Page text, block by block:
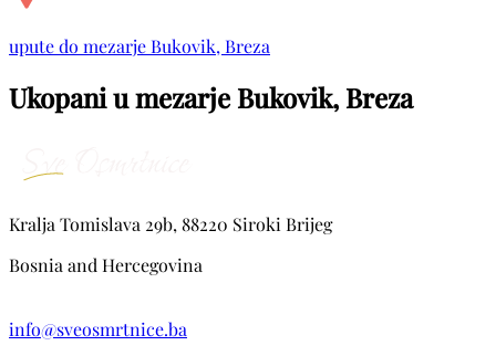
upute do mezarje Bukovik, Breza
Ukopani u mezarje Bukovik, Breza
Kralja Tomislava 29b, 88220 Siroki Brijeg
Bosnia and Hercegovina
info@sveosmrtnice.ba